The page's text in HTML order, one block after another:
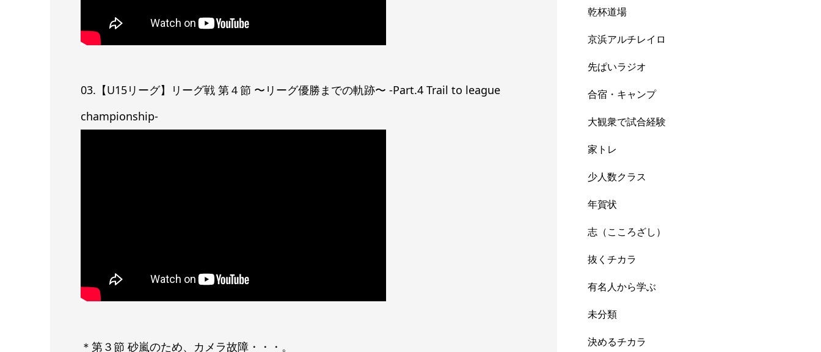
03.【U15リーグ】リーグ戦 第４節 〜リーグ優勝までの軌跡〜 -Part.4 Trail to league
championship-
＊第３節 砂嵐のため、カメラ故障・・・。
乾杯道場
京浜アルチレイロ
先ぱいラジオ
合宿・キャンプ
大観衆で試合経験
家トレ
少人数クラス
年賀状
志（こころざし）
抜くチカラ
有名人から学ぶ
未分類
決めるチカラ